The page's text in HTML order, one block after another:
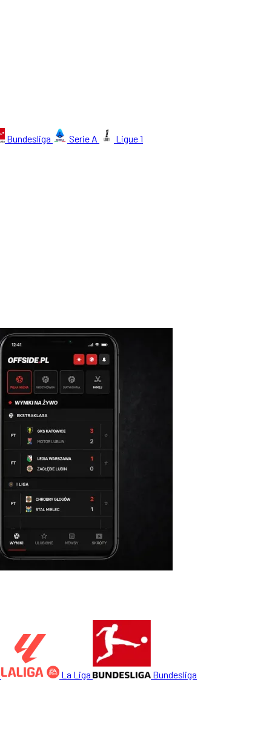
Bundesliga Serie A
Ligue 1
La Liga Bundesliga